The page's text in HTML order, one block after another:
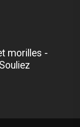
morilles -